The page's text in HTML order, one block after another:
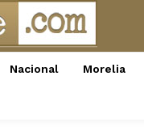
Nacional Morelia